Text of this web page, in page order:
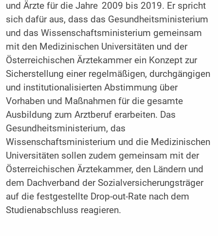
und Ärzte für die Jahre 2009 bis 2019. Er spricht
sich dafür aus, dass das Gesundheitsministerium
und das Wissenschaftsministerium gemeinsam
mit den Medizinischen Universitäten und der
Österreichischen Ärztekammer ein Konzept zur
Sicherstellung einer regelmäßigen, durchgängigen
und institutionalisierten Abstimmung über
Vorhaben und Maßnahmen für die gesamte
Ausbildung zum Arztberuf erarbeiten. Das
Gesundheitsministerium, das
Wissenschaftsministerium und die Medizinischen
Universitäten sollen zudem gemeinsam mit der
Österreichischen Ärztekammer, den Ländern und
dem Dachverband der Sozialversicherungsträger
auf die festgestellte Drop-out-Rate nach dem
Studienabschluss reagieren.